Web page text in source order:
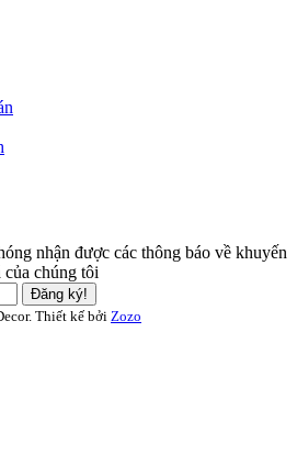
nhận được các thông báo về khuyến
chúng tôi
Đăng ký!
Thiết kế bởi Zozo